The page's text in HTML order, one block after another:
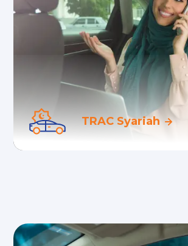
TRAC Syariah
Layanan rental mobil pertama
dengan Syariah Islam dan
di Dewan Syariah Nasional